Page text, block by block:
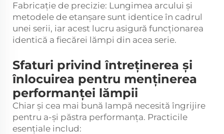
Fabricație de precizie: Lungimea arcului și
metodele de etanșare sunt identice în cadrul
unei serii, iar acest lucru asigură funcționarea
identică a fiecărei lămpi din acea serie.
Sfaturi privind întreținerea și
înlocuirea pentru menținerea
performanței lămpii
Chiar și cea mai bună lampă necesită îngrijire
pentru a-și păstra performanța. Practicile
esențiale includ: